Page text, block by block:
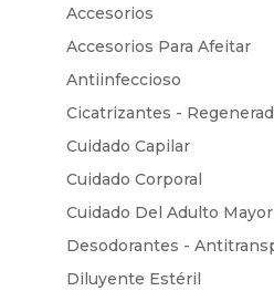
Accesorios
Accesorios Para Afeitar
Antiinfeccioso
Cicatrizantes -
Cuidado Capilar
Cuidado Corporal
Cuidado Del Adulto Mayor
Desodorantes -
Diluyente Estéril